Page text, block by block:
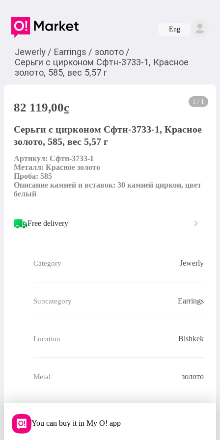
Eng
Jewerly / Earrings / золото /
Серьги с цирконом Сфтн-3733-1, Красное
золото, 585, вес 5,57 г
1 / 1
82 119,00c
Серьги с цирконом Сфтн-3733-1, Красное
золото, 585, вес 5,57 г
Артикул: Сфтн-3733-1
Металл: Красное золото
Проба: 585
Описание камней и вставок: 30 камней циркон, цвет
белый
Free delivery
Category Jewerly
Subcategory Earrings
Location Bishkek
Metal золото
You can buy it in My O! app